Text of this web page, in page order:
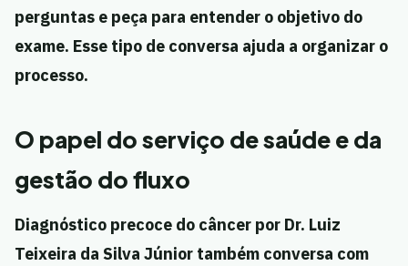
perguntas e peça para entender o objetivo do
exame. Esse tipo de conversa ajuda a organizar o
processo.
O papel do serviço de saúde e da
gestão do fluxo
Diagnóstico precoce do câncer por Dr. Luiz
Teixeira da Silva Júnior também conversa com